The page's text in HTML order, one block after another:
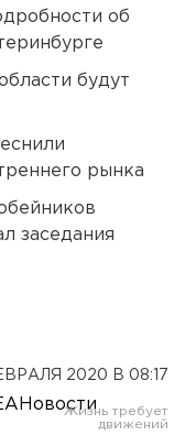
об
будут
рынка
заседания
2020 В 08:17